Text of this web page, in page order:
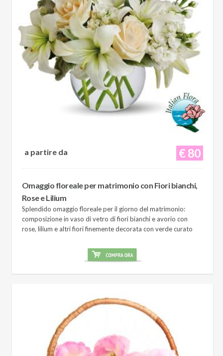
€ 80
a partire da
Omaggio floreale per matrimonio con Fiori bianchi,
Rose e Lilium
Splendido omaggio floreale per il giorno del matrimonio:
composizione in vaso di vetro di fiori bianchi e avorio con
rose, lilium e altri fiori finemente decorata con verde curato